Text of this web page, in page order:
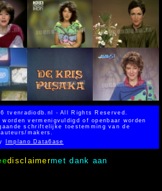
tvenradiodb.nl - All Rights Reserved.
vermenigvuldigd of openbaar worden
schriftelijke toestemming van de
auteurs/makers.
Implano Data6ase
disclaimermet dank aan